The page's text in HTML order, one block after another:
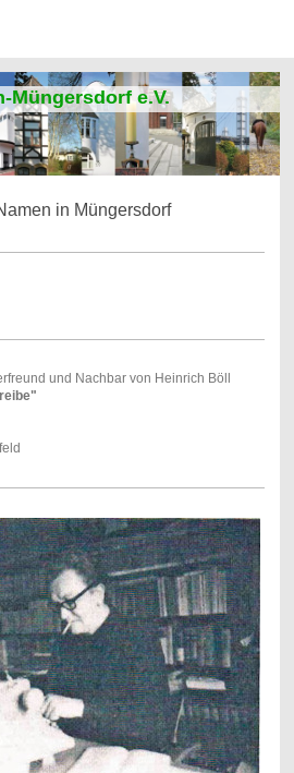
Müngersdorf e.V.
in Müngersdorf
und Nachbar von Heinrich Böll